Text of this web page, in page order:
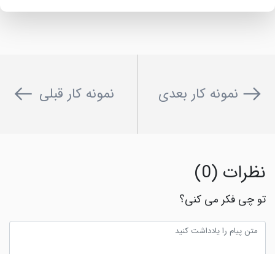
نمونه کار بعدی نمونه کار قبلی
نظرات (0)
تو چی فکر می کنی؟